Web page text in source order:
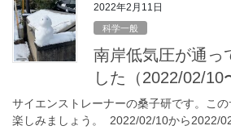
2022年2月11日
科学一般
南岸低気圧が通っ
した（2022/02/10
サイエンストレーナーの桑子研です。こ
楽しみましょう。 2022/02/10から2022/